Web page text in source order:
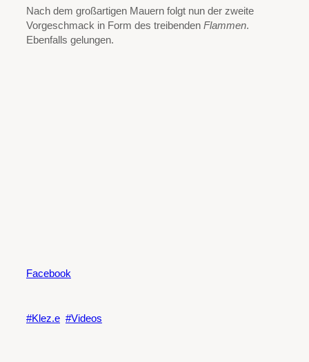
Nach dem großartigen Mauern folgt nun der zweite
Vorgeschmack in Form des treibenden Flammen.
Ebenfalls gelungen.
Facebook
Klez.e Videos